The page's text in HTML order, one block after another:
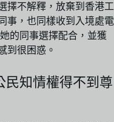
擇不解釋，放棄到香港工
事，也同樣收到入境處電
的同事選擇配合，並獲
到很困惑。
民知情權得不到尊